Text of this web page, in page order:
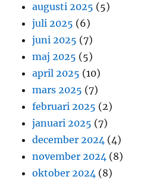
augusti 2025 (5)
juli 2025 (6)
juni 2025 (7)
maj 2025 (5)
april 2025 (10)
mars 2025 (7)
februari 2025 (2)
januari 2025 (7)
december 2024 (4)
november 2024 (8)
oktober 2024 (8)